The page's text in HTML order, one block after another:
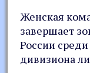
Женская
завершает
России
дивизиона